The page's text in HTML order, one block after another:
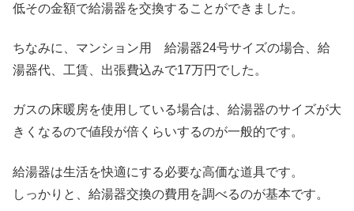
低その金額で給湯器を交換することができました。
ちなみに、マンション用 給湯器24号サイズの場合、給
湯器代、工賃、出張費込みで17万円でした。
ガスの床暖房を使用している場合は、給湯器のサイズが大
きくなるので値段が倍くらいするのが一般的です。
給湯器は生活を快適にする必要な高価な道具です。
しっかりと、給湯器交換の費用を調べるのが基本です。